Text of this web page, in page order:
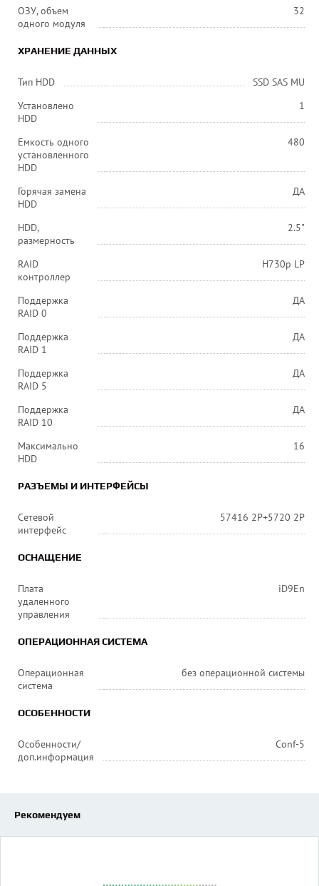
ОЗУ, объем
одного модуля
32
ХРАНЕНИЕ ДАННЫХ
Тип HDD
SSD SAS MU
Установлено
HDD
1
Емкость одного
установленного
HDD
480
Горячая замена
HDD
ДА
HDD,
размерность
2.5"
RAID
контроллер
H730p LP
Поддержка
RAID 0
ДА
Поддержка
RAID 1
ДА
Поддержка
RAID 5
ДА
Поддержка
RAID 10
ДА
Максимально
HDD
16
РАЗЪЕМЫ И ИНТЕРФЕЙСЫ
Сетевой
интерфейс
57416 2P+5720 2P
ОСНАЩЕНИЕ
Плата
удаленного
управления
iD9En
ОПЕРАЦИОННАЯ СИСТЕМА
Операционная
система
без операционной системы
ОСОБЕННОСТИ
Особенности/
доп.информация
Conf-5
Рекомендуем